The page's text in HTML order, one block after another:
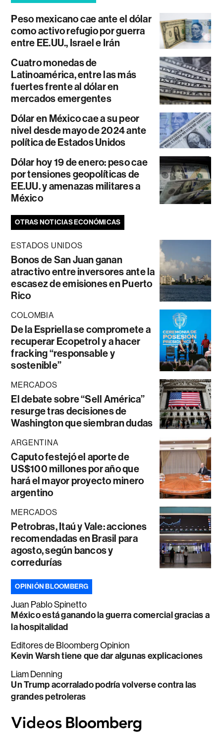
Peso mexicano cae ante el dólar
como activo refugio por guerra
entre EE.UU., Israel e Irán
Cuatro monedas de
Latinoamérica, entre las más
fuertes frente al dólar en
mercados emergentes
Dólar en México cae a su peor
nivel desde mayo de 2024 ante
política de Estados Unidos
Dólar hoy 19 de enero: peso cae
por tensiones geopolíticas de
EE.UU. y amenazas militares a
México
OTRAS NOTICIAS ECONÓMICAS
ESTADOS UNIDOS
Bonos de San Juan ganan
atractivo entre inversores ante la
escasez de emisiones en Puerto
Rico
COLOMBIA
De la Espriella se compromete a
recuperar Ecopetrol y a hacer
fracking “responsable y
sostenible”
MERCADOS
El debate sobre “Sell América”
resurge tras decisiones de
Washington que siembran dudas
ARGENTINA
Caputo festejó el aporte de
US$100 millones por año que
hará el mayor proyecto minero
argentino
MERCADOS
Petrobras, Itaú y Vale: acciones
recomendadas en Brasil para
agosto, según bancos y
corredurías
OPINIÓN BLOOMBERG
Juan Pablo Spinetto
México está ganando la guerra comercial gracias a
la hospitalidad
Editores de Bloomberg Opinion
Kevin Warsh tiene que dar algunas explicaciones
Liam Denning
Un Trump acorralado podría volverse contra las
grandes petroleras